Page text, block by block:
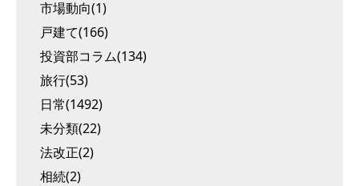
市場動向(1)
戸建て(166)
投資部コラム(134)
旅行(53)
日常(1492)
未分類(22)
法改正(2)
相続(2)